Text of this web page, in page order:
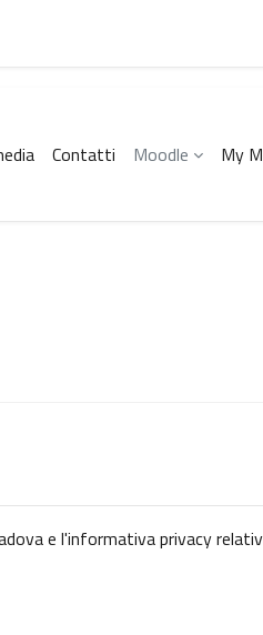
Contatti Moodle My
e l'informativa privacy